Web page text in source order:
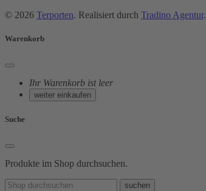
© 2026 Terporten. Realisiert durch Tradino Agentur.
Warenkorb
Ihr Warenkorb ist leer
weiter einkaufen
Suche
Produkte im Shop durchsuchen.
suchen